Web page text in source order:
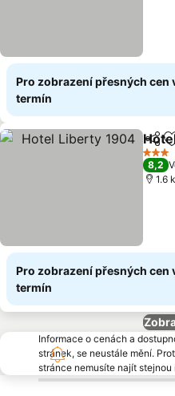
Pro zobrazení přesných cen
termín
Sdílet
3
8,2
1.6
Pro zobrazení přesných cen
termín
Informace o cenách a
stránek, se neustále mění.
stránce nemusíte najít